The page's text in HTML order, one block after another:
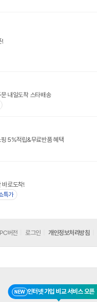
!
내일도착 스타배송
5%적립&무료반품 혜택
바로도착!
특가
NEW 인터넷 가입 비교 서비스 오픈
PC버전 로그인 개인정보처리방침